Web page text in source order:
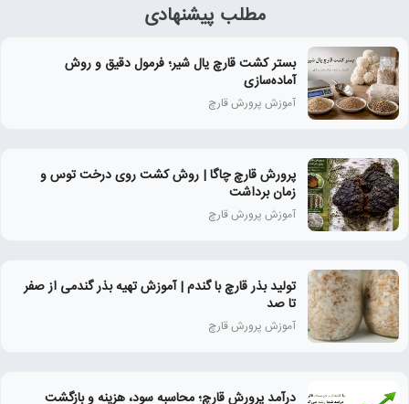
مطلب پیشنهادی
بستر کشت قارچ یال شیر؛ فرمول دقیق و روش
آماده‌سازی
آموزش پرورش قارچ
پرورش قارچ چاگا | روش کشت روی درخت توس و
زمان برداشت
آموزش پرورش قارچ
تولید بذر قارچ با گندم | آموزش تهیه بذر گندمی از صفر
تا صد
آموزش پرورش قارچ
درآمد پرورش قارچ؛ محاسبه سود، هزینه و بازگشت